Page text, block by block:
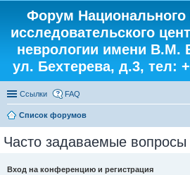
Форум Национального
исследовательского
неврологии имени В.М.
ул. Бехтерева, д.3, тел:
Ссылки FAQ
Список форумов
Часто задаваемые вопросы
Вход на конференцию и регистрация